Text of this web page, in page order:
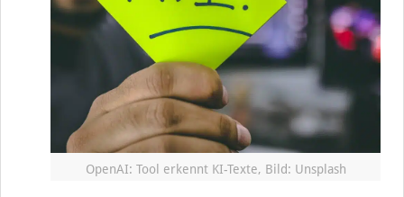
OpenAI: Tool erkennt KI-Texte, Bild: Unsplash